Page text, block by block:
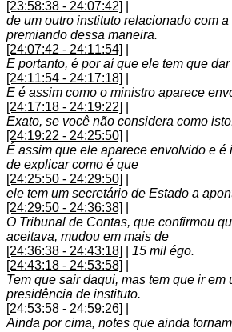
[23:58:38 - 24:07:42]
de um outro instituto relacionado com
premiando dessa maneira.
[24:07:42 - 24:11:54]
E portanto, é por aí que ele tem que
[24:11:54 - 24:17:18]
E é assim como o ministro aparece
[24:17:18 - 24:19:22]
Exato, se você não considera como
[24:19:22 - 24:25:50]
É assim que ele aparece envolvido e é
de explicar como é que
[24:25:50 - 24:29:50]
ele tem um secretário de Estado a
[24:29:50 - 24:36:38]
O Tribunal de Contas, que confirmou
aceitava, mudou em mais de
[24:36:38 - 24:43:18]
15 mil égo.
[24:43:18 - 24:53:58]
Tem que sair daqui, mas tem que ir em
presidência de instituto.
[24:53:58 - 24:59:26]
Ainda por cima, notes que ainda